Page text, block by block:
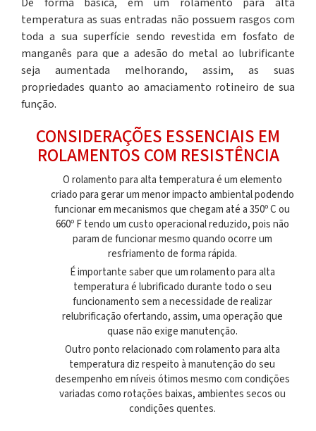
De forma básica, em um rolamento para alta
temperaturaas suas entradas não possuem rasgos com
toda a sua superfície sendo revestida em fosfato de
manganês para que a adesão do metal ao lubrificante
seja aumentada melhorando, assim, as suas
propriedades quanto ao amaciamento rotineiro de sua
função.
CONSIDERAÇÕES ESSENCIAIS EM
ROLAMENTOS COM RESISTÊNCIA
O rolamento para alta temperatura é um elemento
criado para gerar um menor impacto ambiental podendo
funcionar em mecanismos que chegam até a 350º C ou
660º F tendo um custo operacional reduzido, pois não
param de funcionar mesmo quando ocorre um
resfriamento de forma rápida.
É importante saber que um rolamento para alta
temperatura é lubrificado durante todo o seu
funcionamento sem a necessidade de realizar
relubrificação ofertando, assim, uma operação que
quase não exige manutenção.
Outro ponto relacionado com rolamento para alta
temperatura diz respeito à manutenção do seu
desempenho em níveis ótimos mesmo com condições
variadas como rotações baixas, ambientes secos ou
condições quentes.